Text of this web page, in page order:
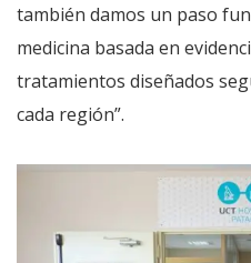
también damos un paso
medicina basada en
tratamientos diseñados
cada región”.